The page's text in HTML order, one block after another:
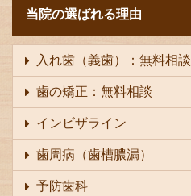
当院の選ばれる理由
入れ歯（義歯）：無料相談
歯の矯正：無料相談
インビザライン
歯周病（歯槽膿漏）
予防歯科